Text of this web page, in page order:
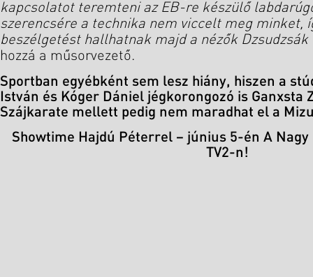
kapcsolatot teremteni az EB-re készülő
szerencsére a technika nem viccelt meg minket,
beszélgetést hallhatnak majd a nézők Dzsudzsák
hozzá a műsorvezető.
Sportban egyébként sem lesz hiány, hiszen a
István és Kóger Dániel jégkorongozó is Ganxsta
Szájkarate mellett pedig nem maradhat el a
Showtime Hajdú Péterrel – június 5-én A
TV2-n!